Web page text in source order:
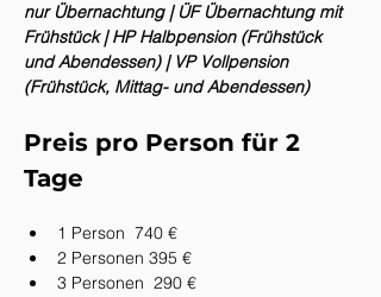
nur Übernachtung | ÜF Übernachtung mit
Frühstück | HP Halbpension (Frühstück
und Abendessen) | VP Vollpension
(Frühstück, Mittag- und Abendessen)
Preis pro Person für 2
Tage
1 Person  740 €
2 Personen 395 €
3 Personen  290 €